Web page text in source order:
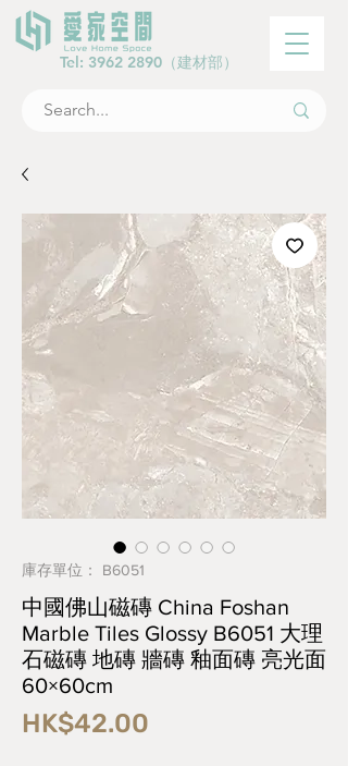
Tel: 3962 2890 （建材部）
庫存單位： B6051
中國佛山磁磚 China Foshan
Marble Tiles Glossy B6051 大理
石磁磚 地磚 牆磚 釉面磚 亮光面
60×60cm
HK$42.00